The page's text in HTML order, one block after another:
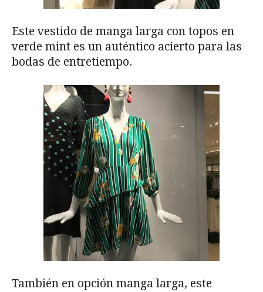
Este vestido de manga larga con topos en
verde mint es un auténtico acierto para las
bodas de entretiempo.
También en opción manga larga, este